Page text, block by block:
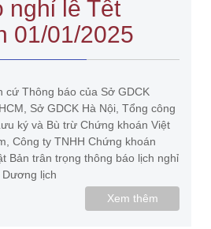
nghỉ lễ Tết
01/01/2025
cứ Thông báo của Sở GDCK
Sở GDCK Hà Nội, Tổng công
ký và Bù trừ Chứng khoán Việt
Công ty TNHH Chứng khoán
Bản trân trọng thông báo lịch nghỉ
Dương lịch
Xem thêm